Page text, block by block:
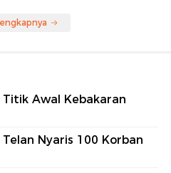
Awal Kebakaran
Nyaris 100 Korban